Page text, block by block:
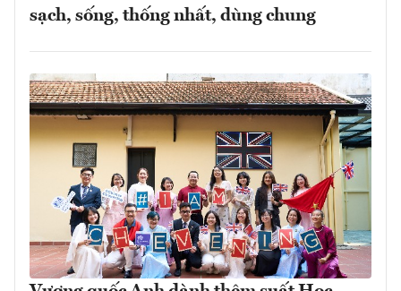
sạch, sống, thống nhất, dùng chung